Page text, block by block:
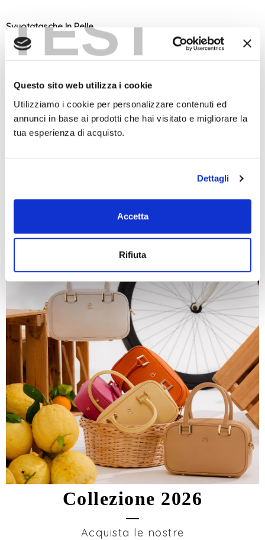
TEST
Questo sito web utilizza i cookie
Utilizziamo i cookie per personalizzare contenuti ed
annunci in base ai prodotti che hai visitato e migliorare la
tua esperienza di acquisto.
Dettagli
Accetta
Rifiuta
Svuotatasche In Pelle
Bicolore Arancione / Testa Di
Moro
NESSUN ALTRO PRODOTTO
Collezione 2026
Acquista le nostre